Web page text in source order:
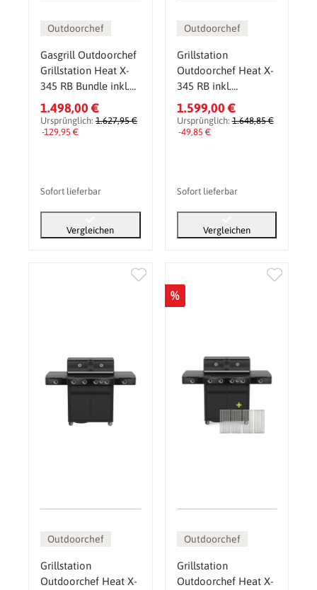
Outdoorchef
Gasgrill Outdoorchef
Grillstation Heat X-
345 RB Bundle inkl.
Gratis Zubehör
1.498,00 €
Ursprünglich: 1.627,95 €
-129,95 €
Sofort lieferbar
Vergleichen
Outdoorchef
Grillstation
Outdoorchef Heat X-
345 RB inkl.
zusätzlichen
Edelstahlrosten (3
Stk.)
1.599,00 €
Ursprünglich:1.648,85 €
-49,85 €
Sofort lieferbar
Vergleichen
Outdoorchef
Grillstation
Outdoorchef Heat X-
%
Outdoorchef
Grillstation
Outdoorchef Heat X-